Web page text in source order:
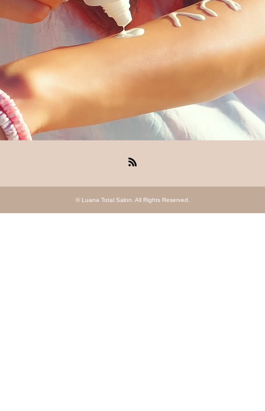
© Luana Total Salon . All Rights Reserved.